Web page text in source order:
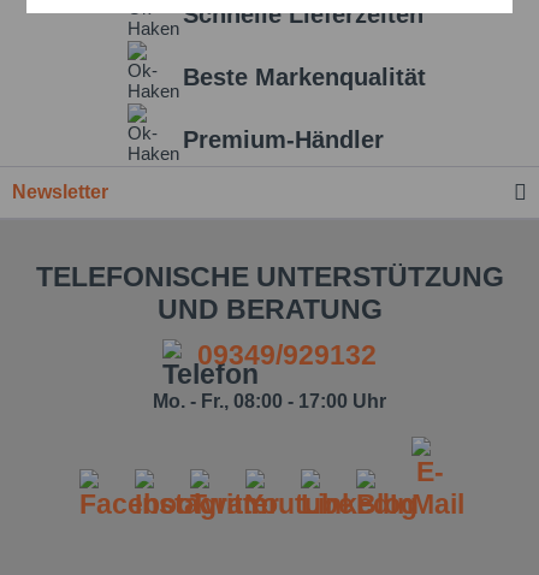
Schnelle Lieferzeiten
Beste Markenqualität
Premium-Händler
Newsletter
TELEFONISCHE UNTERSTÜTZUNG
UND BERATUNG
09349/929132
Mo. - Fr., 08:00 - 17:00 Uhr
Einstellungen speichern